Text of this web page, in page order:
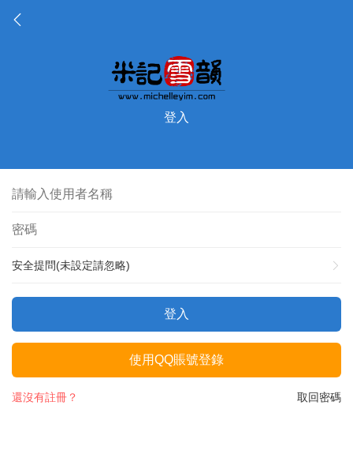
登入
安全提問(未設定請忽略)
登入
使用QQ賬號登錄
取回密碼
還沒有註冊？